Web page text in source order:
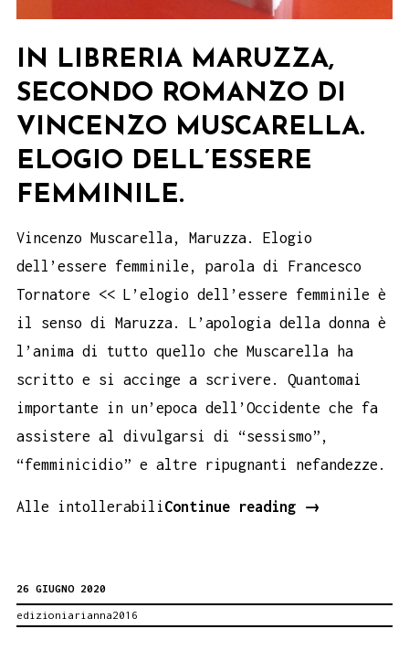
IN LIBRERIA MARUZZA,
SECONDO ROMANZO DI
VINCENZO MUSCARELLA.
ELOGIO DELL’ESSERE
FEMMINILE.
Vincenzo Muscarella, Maruzza. Elogio
dell’essere femminile, parola di Francesco
Tornatore << L’elogio dell’essere femminile è
il senso di Maruzza. L’apologia della donna è
l’anima di tutto quello che Muscarella ha
scritto e si accinge a scrivere. Quantomai
importante in un’epoca dell’Occidente che fa
assistere al divulgarsi di “sessismo”,
“femminicidio” e altre ripugnanti nefandezze.
Alle intollerabiliContinue reading
In
→
26 GIUGNO 2020
edizioniarianna2016